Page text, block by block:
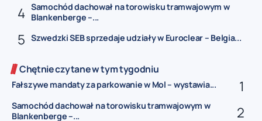
Samochód dachował na torowisku tramwajowym w
Blankenberge –...
Szwedzki SEB sprzedaje udziały w Euroclear – Belgia...
Chętnie czytane w tym tygodniu
Fałszywe mandaty za parkowanie w Mol – wystawia...
Samochód dachował na torowisku tramwajowym w
Blankenberge –...